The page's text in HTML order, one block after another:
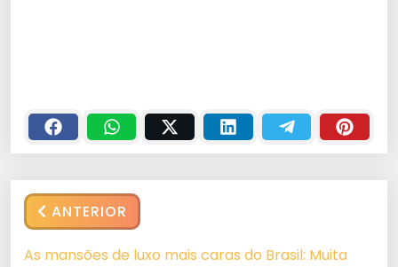
ANTERIOR
As mansões de luxo mais caras do Brasil: Muita